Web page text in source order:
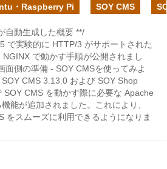
・Raspberry Pi SOY CMS
自動生成した概要 **/
で実験的に HTTP/3 がサポートされた
で動かす手順が公開されまし
面側の準備 - SOY CMSを使ってみよ
CMS 3.13.0 および SOY Shop
SOY CMS を動かす際に必要な Apache
能が追加されました。これにより、
をスムーズに利用できるようになりま